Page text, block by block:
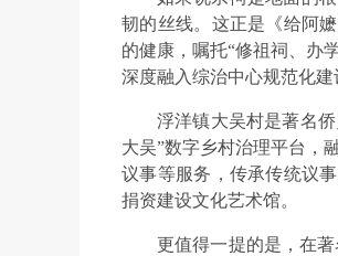
韧的丝线。这正是《给阿
的健康，嘱托“修祖祠、办
深度融入综治中心规范化
浮洋镇大吴村是著名
大吴”数字乡村治理平台，
议事等服务，传承传统议
捐资建设文化艺术馆。
更值得一提的是，在